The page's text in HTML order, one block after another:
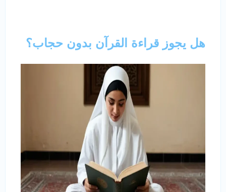
هل يجوز قراءة القرآن بدون حجاب؟